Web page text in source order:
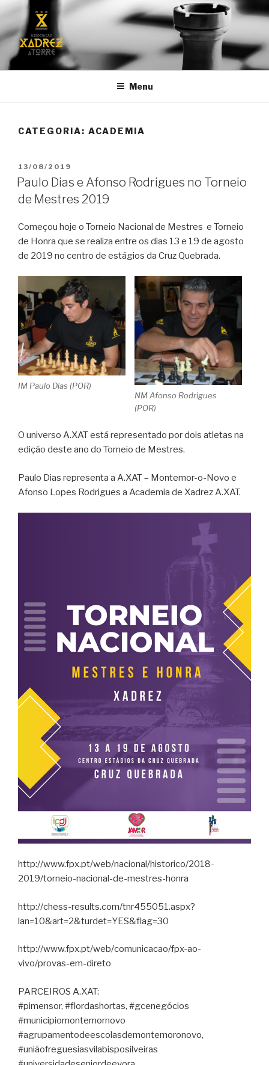
Saltar
o
conteúdo
A.XAT
Associação de Xadrez "A Torre"
Menu
CATEGORIA: ACADEMIA
PUBLICADO
EM
13/08/2019
Paulo Dias e Afonso Rodrigues no Torneio
de Mestres 2019
Começou hoje o Torneio Nacional de Mestres e Torneio
de Honra que se realiza entre os dias 13 e 19 de agosto
de 2019 no centro de estágios da Cruz Quebrada.
IM Paulo Dias (POR)
NM Afonso Rodrigues
(POR)
O universo A.XAT está representado por dois atletas na
edição deste ano do Torneio de Mestres.
Paulo Dias representa a A.XAT – Montemor-o-Novo e
Afonso Lopes Rodrigues a Academia de Xadrez A.XAT.
http://www.fpx.pt/web/nacional/historico/2018-
2019/torneio-nacional-de-mestres-honra
http://chess-results.com/tnr455051.aspx?
lan=10&art=2&turdet=YES&flag=30
http://www.fpx.pt/web/comunicacao/fpx-ao-
vivo/provas-em-direto
PARCEIROS A.XAT:
#pimensor, #flordashortas, #gcenegócios
#municipiomontemornovo
#agrupamentodeescolasdemontemoronovo,
#uniãofreguesiasvilabisposilveiras